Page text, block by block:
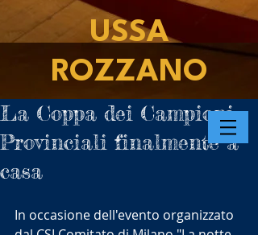
USSA
ROZZANO
La Coppa dei Campioni
Provinciali finalmente a
casa
In occasione dell'evento organizzato